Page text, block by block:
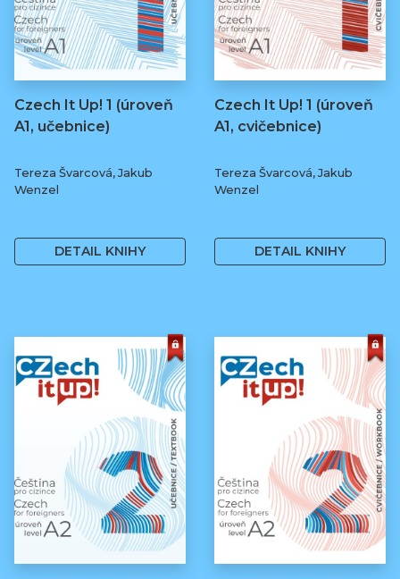
Czech It Up! 1 (úroveň
A1, učebnice)
Tereza Švarcová, Jakub
Wenzel
DETAIL KNIHY
Czech It Up! 1 (úroveň
A1, cvičebnice)
Tereza Švarcová, Jakub
Wenzel
DETAIL KNIHY